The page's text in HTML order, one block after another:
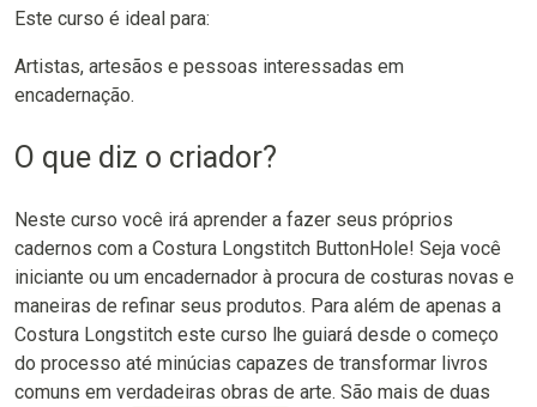
Este curso é ideal para:
Artistas, artesãos e pessoas interessadas em
encadernação.
O que diz o criador?
Neste curso você irá aprender a fazer seus próprios
cadernos com a Costura Longstitch ButtonHole! Seja você
iniciante ou um encadernador à procura de costuras novas e
maneiras de refinar seus produtos. Para além de apenas a
Costura Longstitch este curso lhe guiará desde o começo
do processo até minúcias capazes de transformar livros
comuns em verdadeiras obras de arte. São mais de duas